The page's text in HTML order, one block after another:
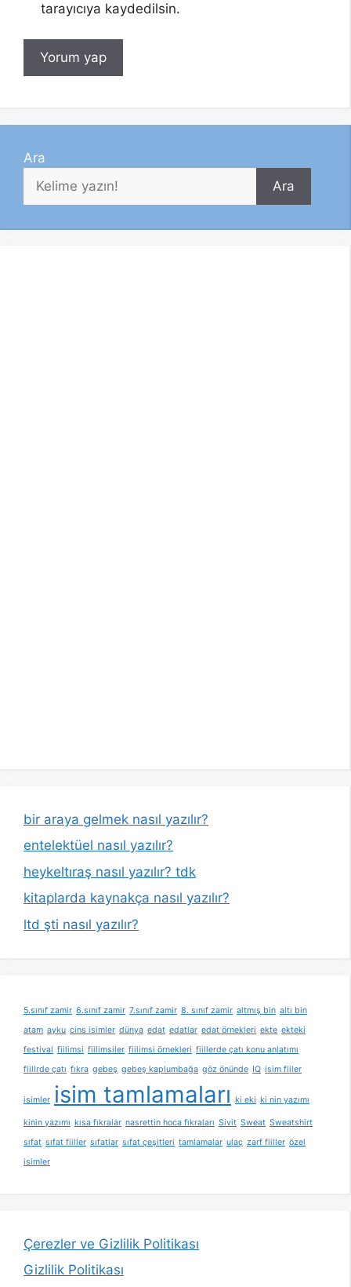
tarayıcıya kaydedilsin.
Ara
Ara
bir araya gelmek nasıl yazılır?
entelektüel nasıl yazılır?
heykeltıraş nasıl yazılır? tdk
kitaplarda kaynakça nasıl yazılır?
ltd şti nasıl yazılır?
5.sınıf zamir 6.sınıf zamir 7.sınıf zamir 8. sınıf zamir altmış bin altı bin
atam ayku cins isimler dünya edat edatlar edat örnekleri ekte ekteki
festival fiilimsi fiilimsiler fiilimsi örnekleri fiillerde çatı konu anlatımı
fiillrde çatı fıkra gebeş gebeş kaplumbağa göz önünde IQ isim fiiler
isimler isim tamlamaları ki eki ki nin yazımı
kinin yazımı kısa fıkralar nasrettin hoca fıkraları Sivit Sweat Sweatshirt
sıfat sıfat fiiller sıfatlar sıfat çeşitleri tamlamalar ulaç zarf fiiller özel
isimler
Çerezler ve Gizlilik Politikası
Gizlilik Politikası